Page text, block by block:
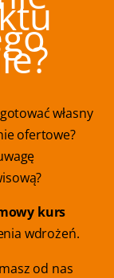
własny
ofertowe?
kurs
wdrożeń.
od nas